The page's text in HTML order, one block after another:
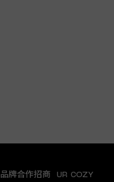
品牌合作招商 UR COZY